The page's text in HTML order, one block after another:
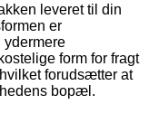
leveret til din
er
ydermere
form for fragt
forudsætter at
bopæl.